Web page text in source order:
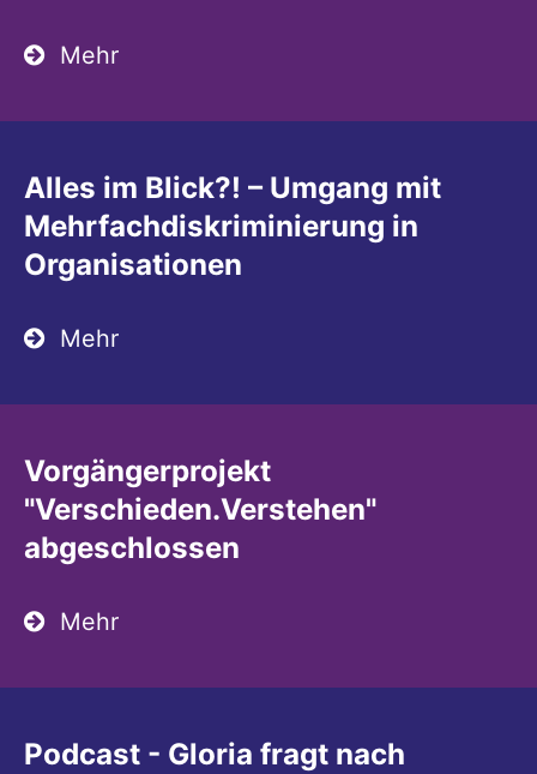
Mehr
Alles im Blick?! – Umgang mit
Mehrfachdiskriminierung in
Organisationen
Mehr
Vorgängerprojekt
"Verschieden.Verstehen"
abgeschlossen
Mehr
Podcast - Gloria fragt nach